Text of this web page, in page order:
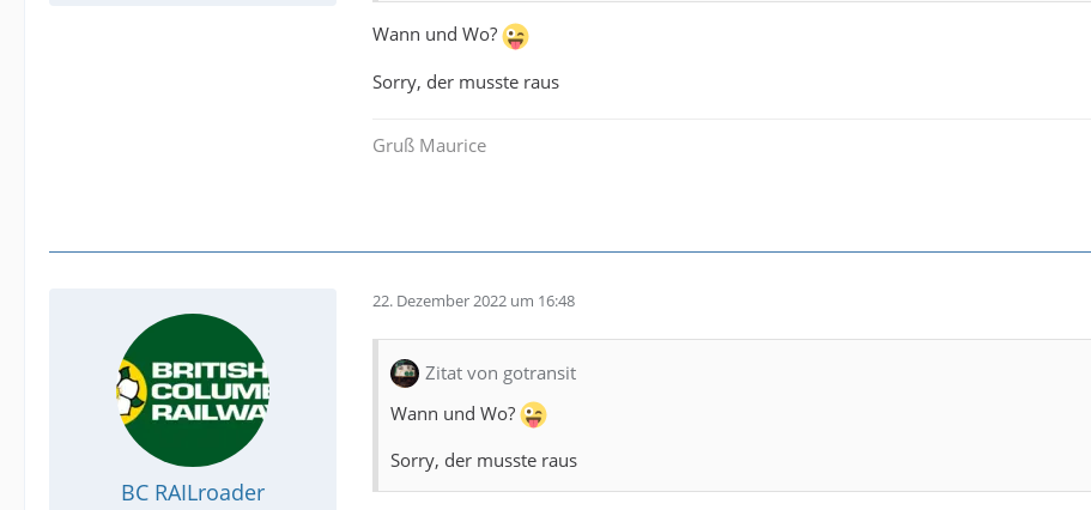
Wann und Wo?
Sorry, der musste raus
Gruß Maurice
BC RAILroader
22. Dezember 2022 um 16:48
Zitat von gotransit
Wann und Wo?
Sorry, der musste raus